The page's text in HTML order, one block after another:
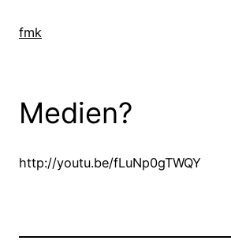
Inhalt
fmk
Medien?
http://youtu.be/fLuNp0gTWQY